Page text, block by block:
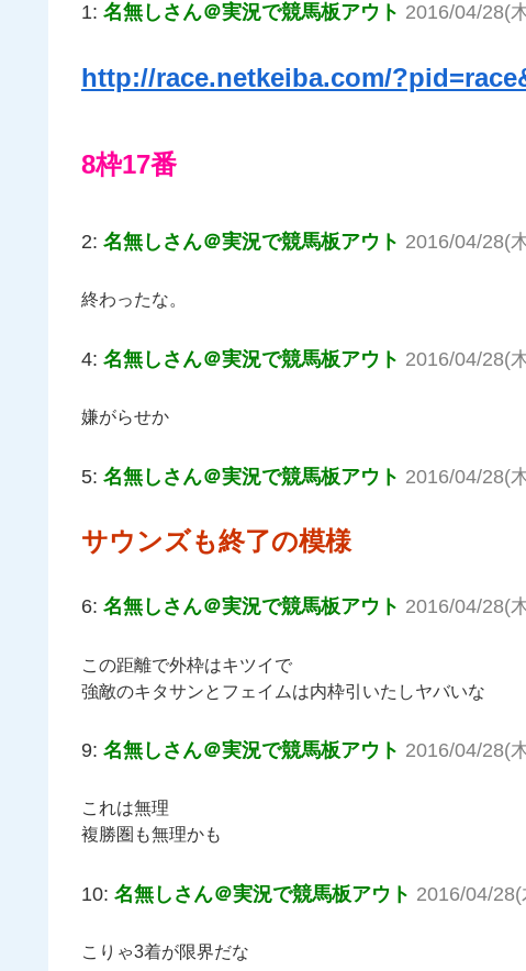
1: 名無しさん＠実況で競馬板アウト 2016/04/28(
http://race.netkeiba.com/
8枠17番
2: 名無しさん＠実況で競馬板アウト 2016/04/28(
終わったな。
4: 名無しさん＠実況で競馬板アウト 2016/04/28(
嫌がらせか
5: 名無しさん＠実況で競馬板アウト 2016/04/28(
サウンズも終了の模様
6: 名無しさん＠実況で競馬板アウト 2016/04/28(
この距離で外枠はキツイで
強敵のキタサンとフェイムは内枠引いたしヤバいな
9: 名無しさん＠実況で競馬板アウト 2016/04/28(
これは無理
複勝圏も無理かも
10: 名無しさん＠実況で競馬板アウト 2016/04/
こりゃ3着が限界だな